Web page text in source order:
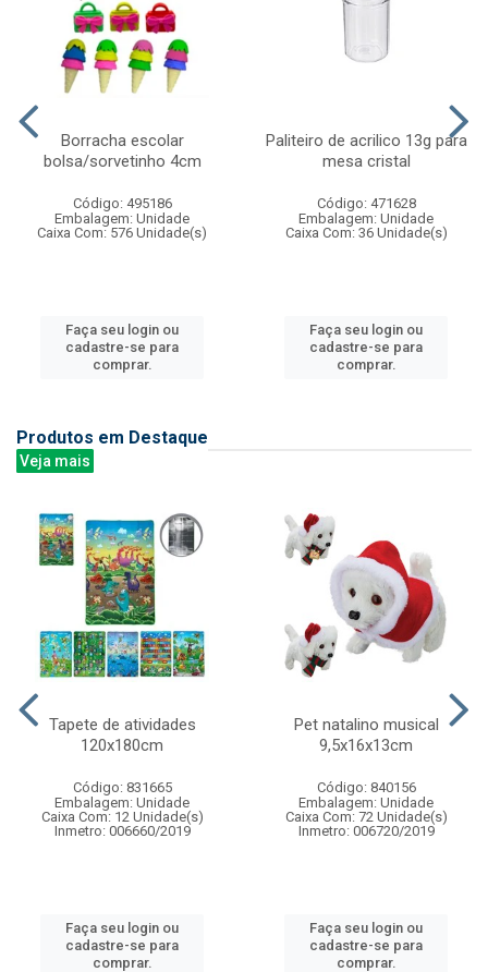
Borracha escolar
bolsa/sorvetinho 4cm
Código: 495186
Embalagem: Unidade
Caixa Com: 576 Unidade(s)
Faça seu login ou
cadastre-se para
comprar.
Paliteiro de acrilico 13g para
mesa cristal
Código: 471628
Embalagem: Unidade
Caixa Com: 36 Unidade(s)
Faça seu login ou
cadastre-se para
comprar.
Produtos em Destaque
Veja mais
Tapete de atividades
120x180cm
Código: 831665
Embalagem: Unidade
Caixa Com: 12 Unidade(s)
Inmetro: 006660/2019
Faça seu login ou
cadastre-se para
comprar.
Pet natalino musical
9,5x16x13cm
Código: 840156
Embalagem: Unidade
Caixa Com: 72 Unidade(s)
Inmetro: 006720/2019
Faça seu login ou
cadastre-se para
comprar.